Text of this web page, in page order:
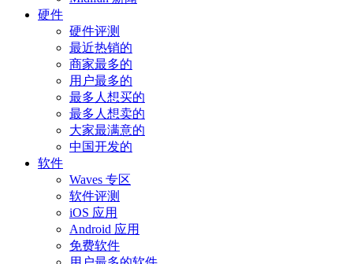
硬件
硬件评测
最近热销的
商家最多的
用户最多的
最多人想买的
最多人想卖的
大家最满意的
中国开发的
软件
Waves 专区
软件评测
iOS 应用
Android 应用
免费软件